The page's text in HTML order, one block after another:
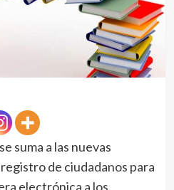
suma a las nuevas
de ciudadanos para
electrónica a los